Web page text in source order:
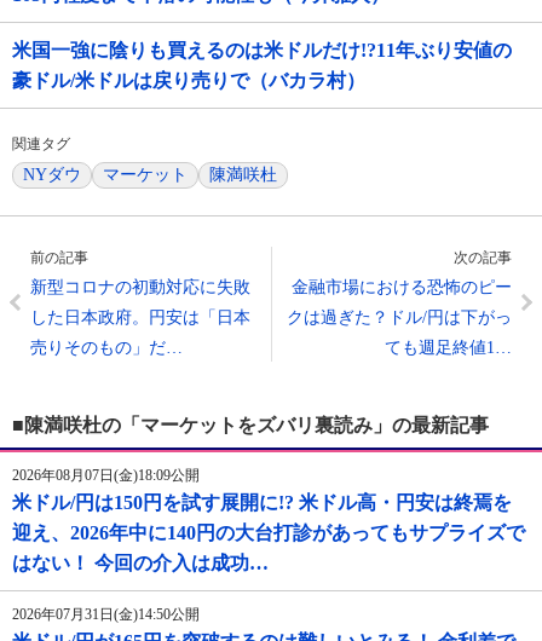
米国一強に陰りも買えるのは米ドルだけ!?11年ぶり安値の
豪ドル/米ドルは戻り売りで（バカラ村）
関連タグ
NYダウ マーケット 陳満咲杜
前の記事
新型コロナの初動対応に失敗
した日本政府。円安は「日本
売りそのもの」だ…
次の記事
金融市場における恐怖のピー
クは過ぎた？ドル/円は下がっ
ても週足終値1…
■陳満咲杜の「マーケットをズバリ裏読み」の最新記事
2026年08月07日(金)18:09公開
米ドル/円は150円を試す展開に!? 米ドル高・円安は終焉を
迎え、2026年中に140円の大台打診があってもサプライズで
はない！ 今回の介入は成功…
2026年07月31日(金)14:50公開